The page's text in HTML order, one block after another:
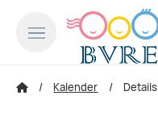
Kalender Details